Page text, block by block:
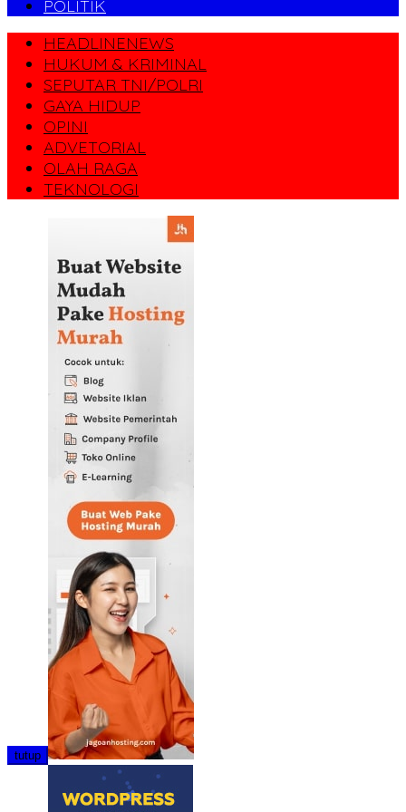
POLITIK
HEADLINENEWS
HUKUM & KRIMINAL
SEPUTAR TNI/POLRI
GAYA HIDUP
OPINI
ADVETORIAL
OLAH RAGA
TEKNOLOGI
tutup